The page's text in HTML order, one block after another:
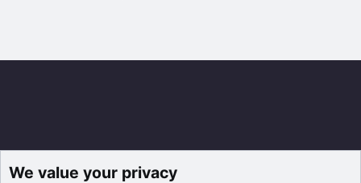
We value your privacy